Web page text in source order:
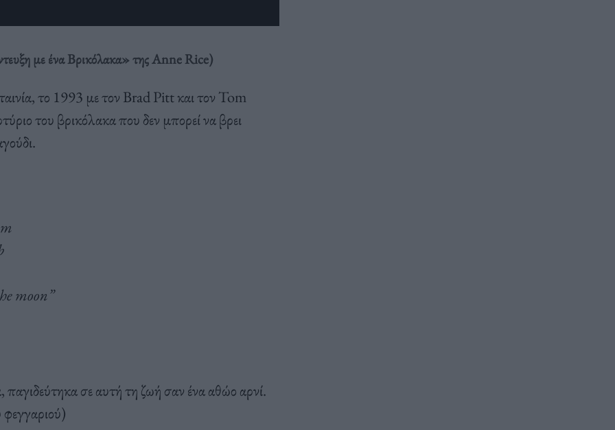
με ένα Βρικόλακα» της Anne Rice)
το 1993 με τον Brad Pitt και τον Tom
του βρικόλακα που δεν μπορεί να βρει
moon”
σε αυτή τη ζωή σαν ένα αθώο αρνί.